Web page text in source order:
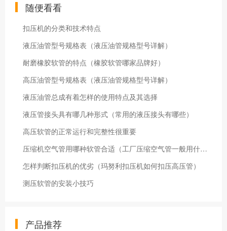
随便看看
扣压机的分类和技术特点
液压油管型号规格表（液压油管规格型号详解）
耐磨橡胶软管的特点（橡胶软管哪家品牌好）
高压油管型号规格表（液压油管规格型号详解）
液压油管总成有着怎样的使用特点及其选择
液压管接头具有哪几种形式（常用的液压接头有哪些）
高压软管的正常运行和完整性很重要
压缩机空气管用哪种软管合适（工厂压缩空气管一般用什么）
怎样判断扣压机的优劣（玛努利扣压机如何扣压高压管）
测压软管的安装小技巧
产品推荐